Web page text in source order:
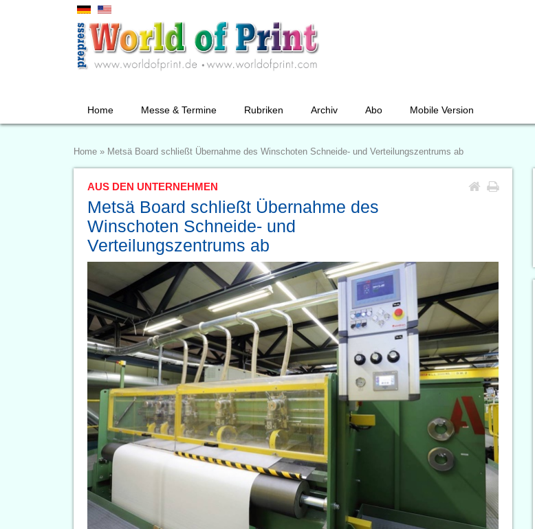
Home Messe & Termine Rubriken Archiv Abo Mobile Version
Home » Metsä Board schließt Übernahme des Winschoten Schneide- und Verteilungszentrums ab
AUS DEN UNTERNEHMEN
Metsä Board schließt Übernahme des
Winschoten Schneide- und
Verteilungszentrums ab